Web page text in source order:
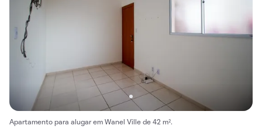
Apartamento para alugar em Wanel Ville de 42 m².